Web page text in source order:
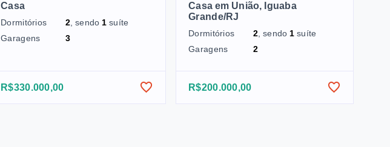
Casa
Dormitórios 2, sendo1 suíte
Garagens
3
R$330.000,00
Casa em União, Iguaba
Grande/RJ
Dormitórios 2, sendo1 suíte
Garagens
2
R$200.000,00